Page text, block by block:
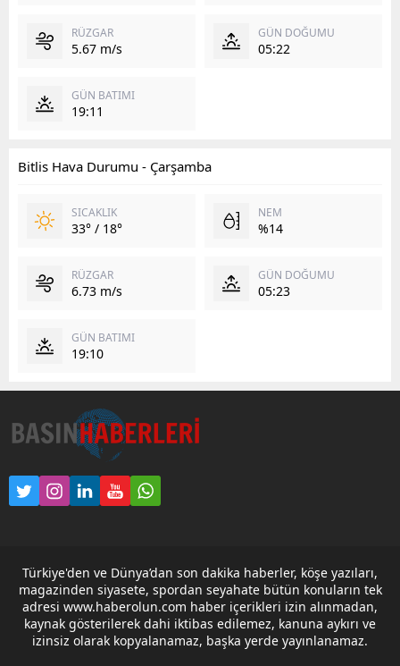
RÜZGAR
5.67 m/s
GÜN DOĞUMU
05:22
GÜN BATIMI
19:11
Bitlis Hava Durumu - Çarşamba
SICAKLIK
33° / 18°
NEM
%14
RÜZGAR
6.73 m/s
GÜN DOĞUMU
05:23
GÜN BATIMI
19:10
Türkiye'den ve Dünya’dan son dakika haberler, köşe yazıları,
magazinden siyasete, spordan seyahate bütün konuların tek
adresi www.haberolun.com haber içerikleri izin alınmadan,
kaynak gösterilerek dahi iktibas edilemez, kanuna aykırı ve
izinsiz olarak kopyalanamaz, başka yerde yayınlanamaz.